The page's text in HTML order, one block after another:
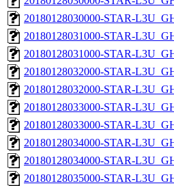
20180128030000-STAR-
20180128031000-STAR-
20180128031000-STAR-
20180128032000-STAR-
20180128032000-STAR-
20180128033000-STAR-
20180128033000-STAR-
20180128034000-STAR-
20180128034000-STAR-
20180128035000-STAR-